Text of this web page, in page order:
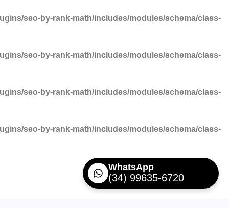
seo-by-rank-math/includes/modules/schema/class-
seo-by-rank-math/includes/modules/schema/class-
seo-by-rank-math/includes/modules/schema/class-
seo-by-rank-math/includes/modules/schema/class-
WhatsApp
(34) 99635-6720